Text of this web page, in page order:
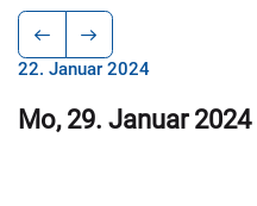
22. Januar 2024
Mo, 29. Januar 2024